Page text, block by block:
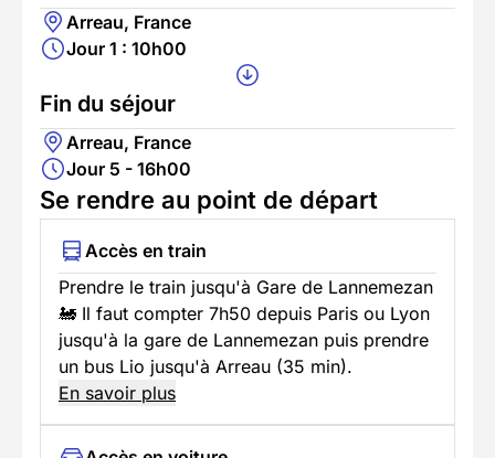
Arreau, France
Jour 1 : 10h00
Fin du séjour
Arreau, France
Jour 5 - 16h00
Se rendre au point de départ
Accès en train
Prendre le train jusqu'à Gare de Lannemezan
🚂 Il faut compter 7h50 depuis Paris ou Lyon
jusqu'à la gare de Lannemezan puis prendre
un bus Lio jusqu'à Arreau (35 min).
En savoir plus